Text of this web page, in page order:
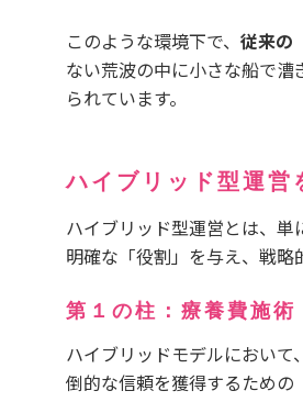
このような環境下で、 従来の
ない荒波の中に小さな船で
られています。
ハイブリッド型運営
ハイブリッド型運営とは、
明確な「役割」を与え、戦略
第１の柱：療養費施術
ハイブリッドモデルにおい
倒的な信頼を獲得するための